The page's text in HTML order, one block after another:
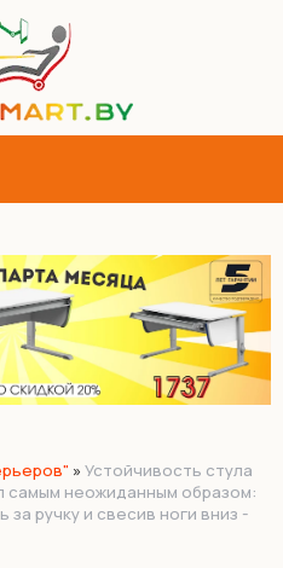
» Устойчивость стула
самым неожиданным образом:
за ручку и свесив ноги вниз -